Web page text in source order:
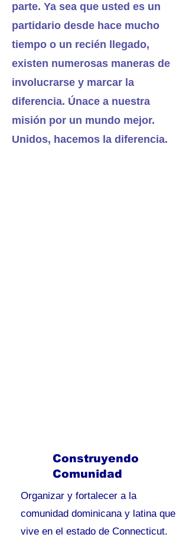
parte. Ya sea que usted es un
partidario desde hace mucho
tiempo o un recién llegado,
existen numerosas maneras de
involucrarse y marcar la
diferencia. Únace a nuestra
misión por un mundo mejor.
Unidos, hacemos la diferencia.
Construyendo
Comunidad
Organizar y fortalecer a la
comunidad dominicana y latina que
vive en el estado de Connecticut.